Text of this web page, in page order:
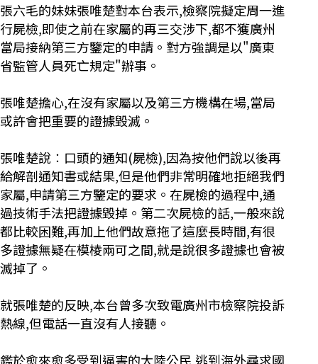
張六毛的妹妹張唯楚對本台表示,檢察院擬定周一進
行屍檢,即使之前在家屬的再三交涉下,都不獲廣州
當局接納第三方鑒定的申請。對方強調是以"廣東
省監管人員死亡規定"辦事。
張唯楚擔心,在沒有家屬以及第三方機構在場,當局
或許會把重要的證據毀滅。
張唯楚說︰口頭的通知(屍檢),因為按他們說以後再
給解剖通知書或結果,但是他們非常明確地拒絕我們
家屬,申請第三方鑒定的要求。在屍檢的過程中,通
過技術手法把證據毀掉。第二次屍檢的話,一般來說
都比較困難,再加上他們故意拖了這麼長時間,有很
多證據無疑在模棱兩可之間,就是說很多證據也會被
滅掉了。
就張唯楚的反映,本台曾多次致電廣州市檢察院投訴
熱線,但電話一直沒有人接聽。
鑑於愈來愈多受到逼害的大陸公民,逃到海外尋求國